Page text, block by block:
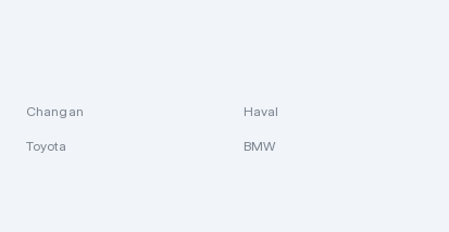
Changan Haval
Toyota BMW